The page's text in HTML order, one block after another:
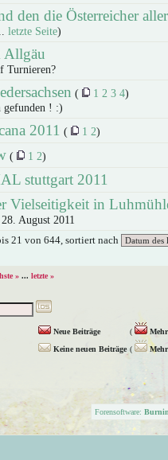
den die Österreicher
letzte Seite)
Turnieren?
( 1 2 3 4)
gefunden ! :)
2011 ( 1 2)
( 1 2)
stuttgart 2011
Vielseitigkeit in
August 2011
21 von 644, sortiert nach
» ... letzte »
Neue Beiträge (
Keine neuen Beiträge (
Forensoftware: